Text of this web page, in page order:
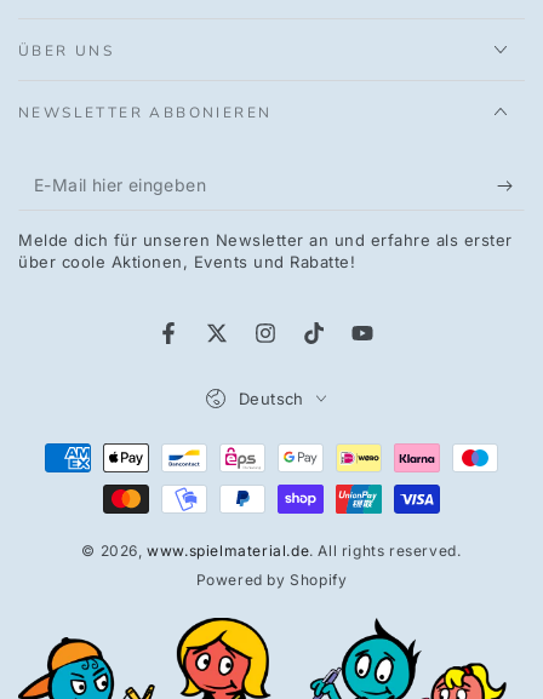
ÜBER UNS
NEWSLETTER ABBONIEREN
E-
hier
Melde dich für unseren Newsletter an und erfahre als erster
über coole Aktionen, Events und Rabatte!
FacebookTwitterInstagramTikTokYouTube
© 2026,www.spielmaterial.de. All rights reserved.
Powered by Shopify
Deutsch
Zahlungsmöglichkeiten